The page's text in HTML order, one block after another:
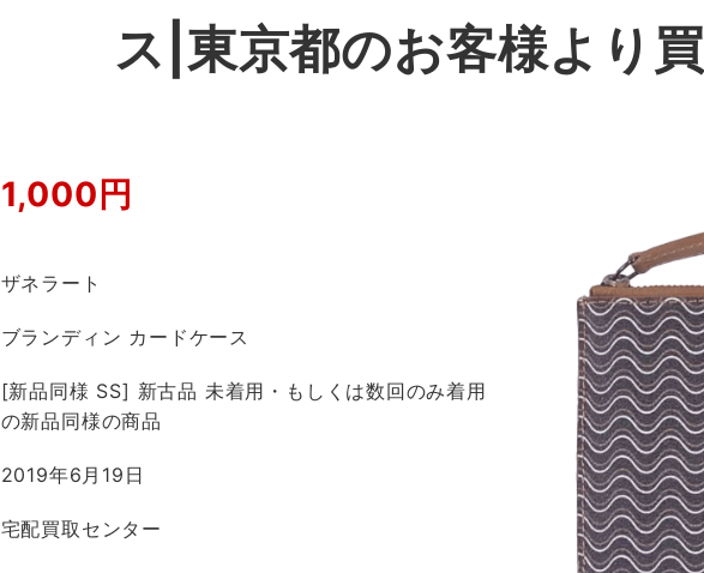
ス|東京都のお客様より
1,000円
ザネラート
ブランディン カードケース
[新品同様 SS] 新古品 未着用・もしくは数回のみ着用
の新品同様の商品
2019年6月19日
宅配買取センター